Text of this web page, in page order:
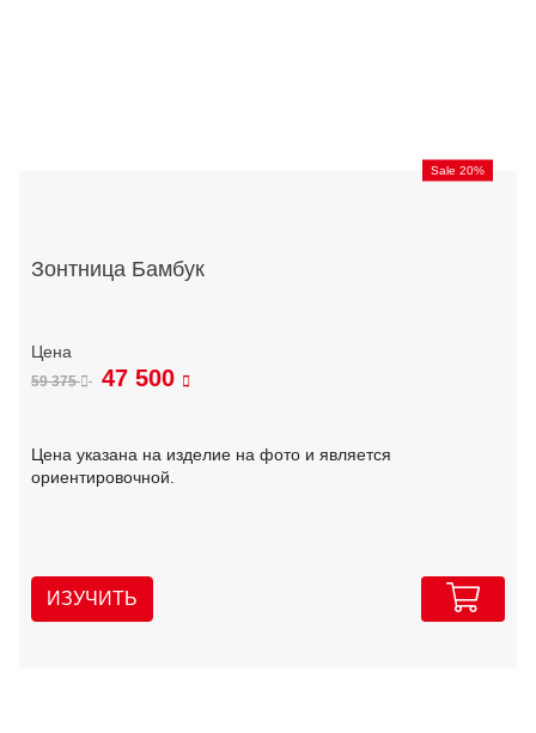
Sale 20%
Зонтница Бамбук
59 375 47 500
Цена указана на изделие на фото и является
ориентировочной.
ИЗУЧИТЬ